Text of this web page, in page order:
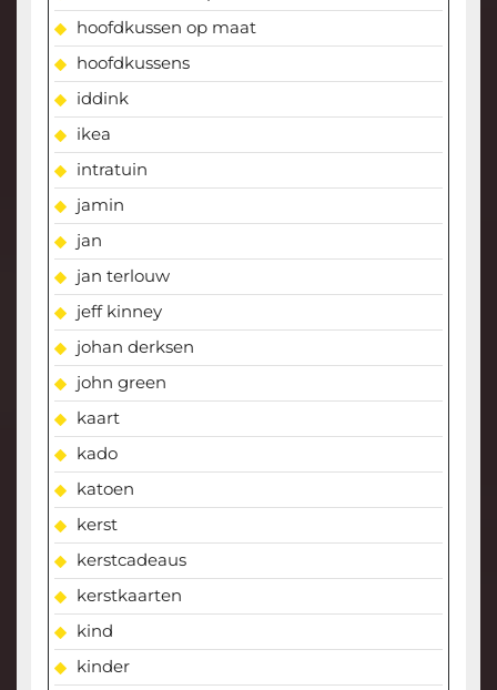
hoofdkussen op maat
hoofdkussens
iddink
ikea
intratuin
jamin
jan
jan terlouw
jeff kinney
johan derksen
john green
kaart
kado
katoen
kerst
kerstcadeaus
kerstkaarten
kind
kinder